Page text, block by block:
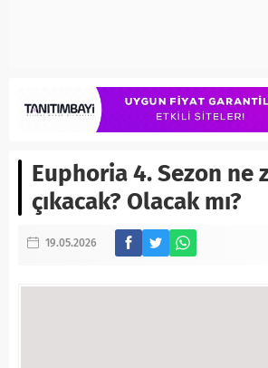
Euphoria 4. Sezon ne
çıkacak? Olacak mı?
19.05.2026